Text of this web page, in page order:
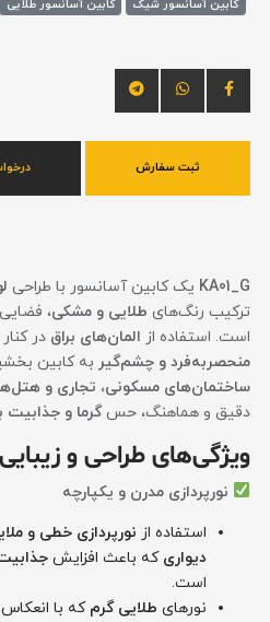
کابین آسانسور شیک
کابین آسانسور طلایی
ثبت سفارش
KA01_G یک کابین آسانسور با طراحی
ترکیب رنگ‌های طلایی و مشکی، فضایی
است. استفاده از المان‌های براق در کنار
منحصر‌به‌فرد و چشم‌گیر به کابین
ساختمان‌های مسکونی، تجاری و
دقیق و هماهنگ، حسگرما و
ویژگی‌های طراحی و
نورپردازی مدرن و یکپارچه
استفاده از نورپردازی خطی و
دیواری که باعث افزایش
است.
نورهای طلایی گرم که با